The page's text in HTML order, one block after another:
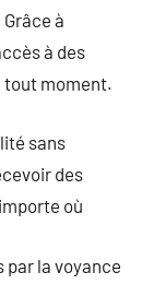
à
à des
tout moment.
sans
des
où
par la voyance